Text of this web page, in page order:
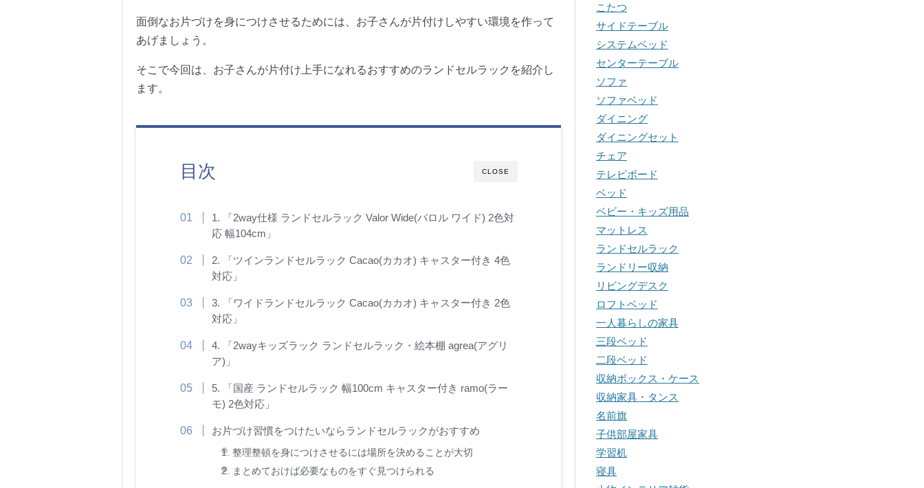
面倒なお片づけを身につけさせるためには、お子さんが片付けしやすい環境を作って
あげましょう。
そこで今回は、お子さんが片付け上手になれるおすすめのランドセルラックを紹介し
ます。
CLOSE
目次
1. 「2way仕様 ランドセルラック Valor Wide(バロル ワイド) 2色対
応 幅104cm」
2. 「ツインランドセルラック Cacao(カカオ) キャスター付き 4色
対応」
3. 「ワイドランドセルラック Cacao(カカオ) キャスター付き 2色
対応」
4. 「2wayキッズラック ランドセルラック・絵本棚 agrea(アグリ
ア)」
5. 「国産 ランドセルラック 幅100cm キャスター付き ramo(ラー
モ) 2色対応」
お片づけ習慣をつけたいならランドセルラックがおすすめ
1. 整理整頓を身につけさせるには場所を決めることが大切
2. まとめておけば必要なものをすぐ見つけられる
こたつ
サイドテーブル
システムベッド
センターテーブル
ソファ
ソファベッド
ダイニング
ダイニングセット
チェア
テレビボード
ベッド
ベビー・キッズ用品
マットレス
ランドセルラック
ランドリー収納
リビングデスク
ロフトベッド
一人暮らしの家具
三段ベッド
二段ベッド
収納ボックス・ケース
収納家具・タンス
名前旗
子供部屋家具
学習机
寝具